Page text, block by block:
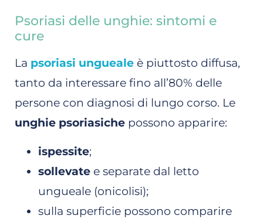
Psoriasi delle unghie: sintomi e
cure
La psoriasi ungueale è piuttosto diffusa,
tanto da interessare fino all’80% delle
persone con diagnosi di lungo corso. Le
unghie psoriasiche possono apparire:
ispessite;
sollevate e separate dal letto
ungueale (onicolisi);
sulla superficie possono comparire